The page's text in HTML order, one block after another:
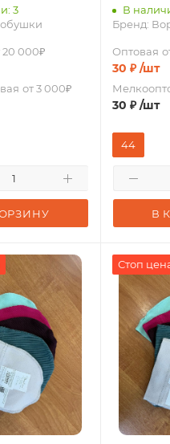
3
20 000₽
от 3 000₽
В
Бренд:
Оптовая
30 ₽ /шт
30 ₽ /шт
В
44
Стоп